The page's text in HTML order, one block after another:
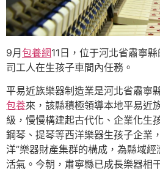
9月包養網11日，位于河北省肅寧
司工人在生孩子車間內任務。
平易近族樂器制造業是河北省肅寧
包養來，該縣積極領導本地平易近
級，慢慢構建起古代化、企業化生
鋼琴、提琴等西洋樂器生孩子企業
洋”樂器財產集群的構成，為縣域
活氣。今朝，肅寧縣已成長樂器相